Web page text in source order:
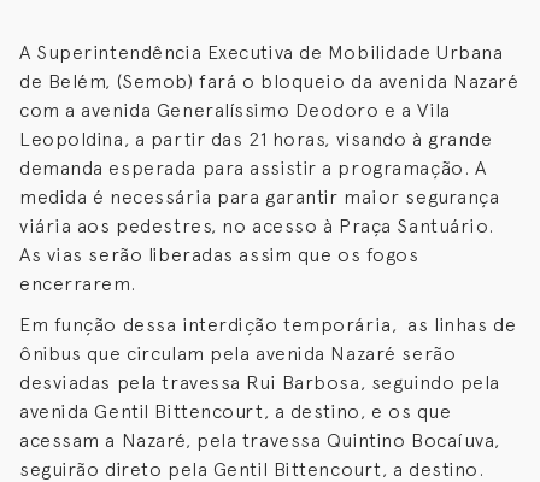
A Superintendência Executiva de Mobilidade Urbana
de Belém, (Semob) fará o bloqueio da avenida Nazaré
com a avenida Generalíssimo Deodoro e a Vila
Leopoldina, a partir das 21 horas, visando à grande
demanda esperada para assistir a programação. A
medida é necessária para garantir maior segurança
viária aos pedestres, no acesso à Praça Santuário.
As vias serão liberadas assim que os fogos
encerrarem.
Em função dessa interdição temporária, as linhas de
ônibus que circulam pela avenida Nazaré serão
desviadas pela travessa Rui Barbosa, seguindo pela
avenida Gentil Bittencourt, a destino, e os que
acessam a Nazaré, pela travessa Quintino Bocaíuva,
seguirão direto pela Gentil Bittencourt, a destino.